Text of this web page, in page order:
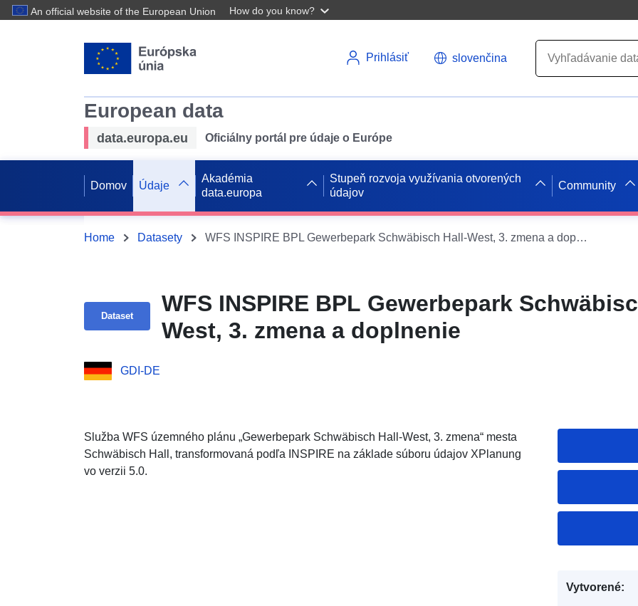
An official website of the European Union How do you know?
Prihlásiť slovenčina
European data
data.europa.eu Oficiálny portál pre údaje o Európe
Domov Údaje
Akadémia
data.europa
Stupeň rozvoja využívania otvorených
údajov
Community
Home Datasety WFS INSPIRE BPL Gewerbepark Schwäbisch Hall-West, 3. zmena a doplnenie
Dataset
WFS INSPIRE BPL Gewerbepark
West, 3. zmena a doplnenie
GDI-DE
Služba WFS územného plánu „Gewerbepark Schwäbisch Hall-West, 3. zmena“ mesta
Schwäbisch Hall, transformovaná podľa INSPIRE na základe súboru údajov XPlanung
vo verzii 5.0.
Vytvorené: